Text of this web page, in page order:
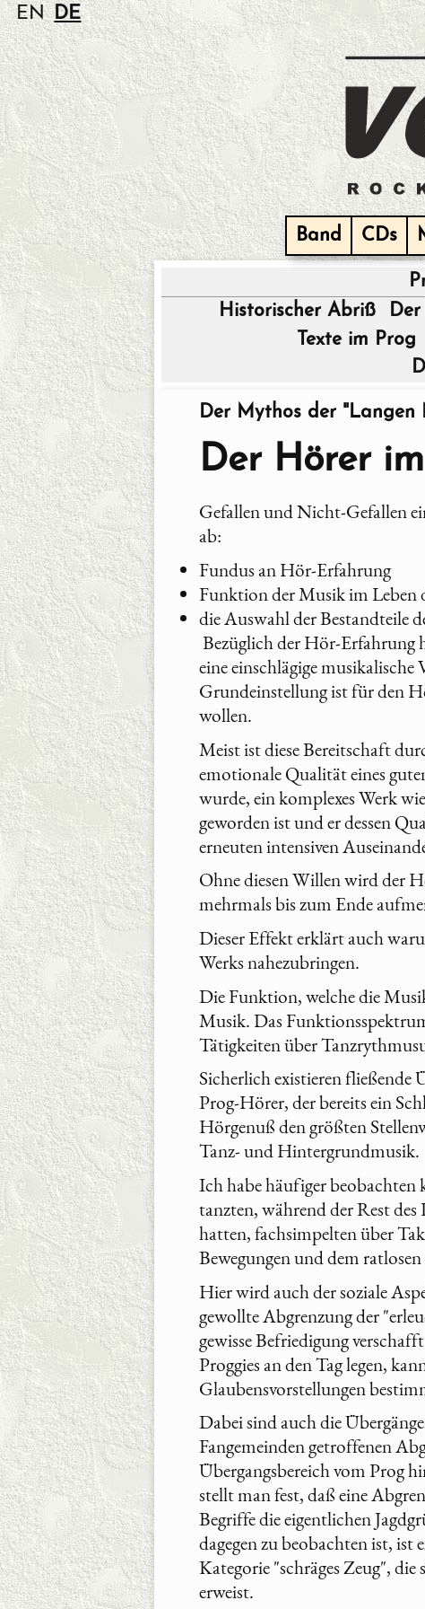
EN DE
Band CDs
Historischer Abriß
Texte im Prog
Der Mythos der "Langen
Der Hörer
Gefallen und Nicht-Gefallen
ab:
Fundus an Hör-Erfahrung
Funktion der Musik im Leben
die Auswahl der Bestandteile
Bezüglich der Hör-Erfahrung
eine einschlägige
Grundeinstellung ist für den
wollen.
Meist ist diese Bereitschaft
emotionale Qualität eines
wurde, ein komplexes Werk
geworden ist und er dessen
erneuten intensiven
Ohne diesen Willen wird der
mehrmals bis zum Ende
Dieser Effekt erklärt auch
Werks nahezubringen.
Die Funktion, welche die
Musik. Das
Tätigkeiten über
Sicherlich existieren fließende
Prog-Hörer, der bereits ein
Hörgenuß den größten
Tanz- und Hintergrundmusik.
Ich habe häufiger beobachten
tanzten, während der Rest
hatten, fachsimpelten über
Bewegungen und dem
Hier wird auch der soziale
gewollte Abgrenzung der
gewisse Befriedigung
Proggies an den Tag legen,
Glaubensvorstellungen
Dabei sind auch die
Fangemeinden getroffenen
Übergangsbereich vom Prog
stellt man fest, daß eine
Begriffe die eigentlichen
dagegen zu beobachten ist,
Kategorie "schräges Zeug",
erweist.